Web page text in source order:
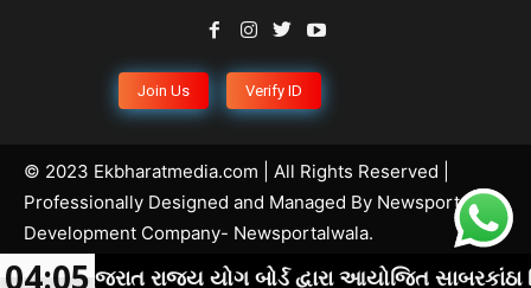
Join Us Verify ID
© 2023 Ekbharatmedia.com | All Rights Reserved |
Professionally Designed and Managed By Newsportal
Development Company- Newsportalwala.
રાજ્ય યોગ બોર્ડ દ્વારા આયોજિત સાબરકાંઠા
04:05